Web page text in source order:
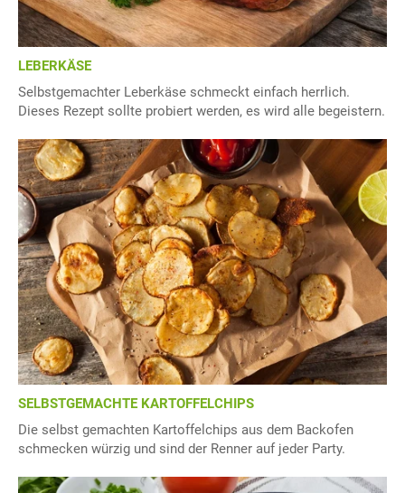
LEBERKÄSE
Selbstgemachter Leberkäse schmeckt einfach herrlich.
Dieses Rezept sollte probiert werden, es wird alle begeistern.
SELBSTGEMACHTE KARTOFFELCHIPS
Die selbst gemachten Kartoffelchips aus dem Backofen
schmecken würzig und sind der Renner auf jeder Party.